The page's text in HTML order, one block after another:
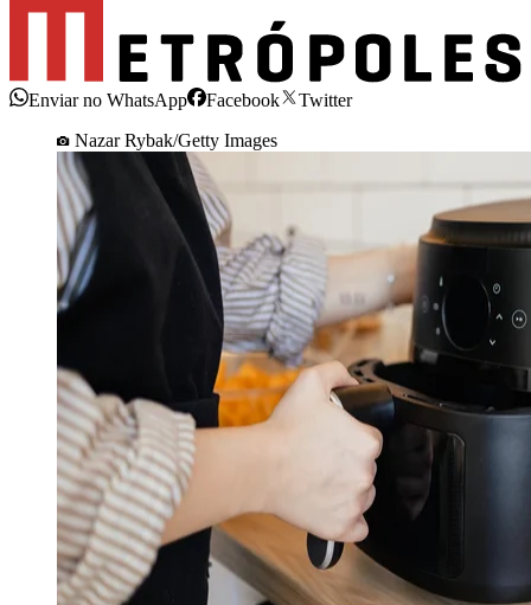
Enviar no WhatsApp Facebook
Twitter
Nazar Rybak/Getty Images